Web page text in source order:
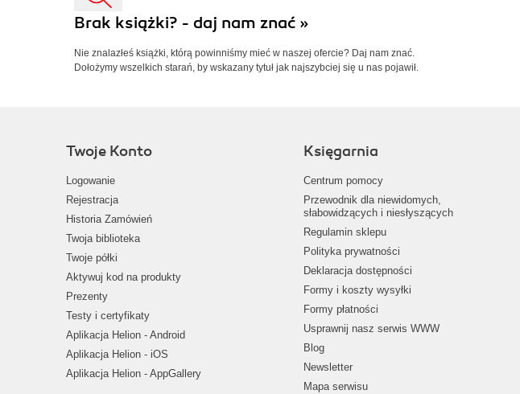
Brak książki? - daj nam znać »
Nie znalazłeś książki, którą powinniśmy mieć w naszej ofercie? Daj nam znać.
Dołożymy wszelkich starań, by wskazany tytuł jak najszybciej się u nas pojawił.
Twoje Konto
Logowanie
Rejestracja
Historia Zamówień
Twoja biblioteka
Twoje półki
Aktywuj kod na produkty
Prezenty
Testy i certyfikaty
Aplikacja Helion - Android
Aplikacja Helion - iOS
Aplikacja Helion - AppGallery
Księgarnia
Centrum pomocy
Przewodnik dla niewidomych,
słabowidzących i niesłyszących
Regulamin sklepu
Polityka prywatności
Deklaracja dostępności
Formy i koszty wysyłki
Formy płatności
Usprawnij nasz serwis WWW
Blog
Newsletter
Mapa serwisu